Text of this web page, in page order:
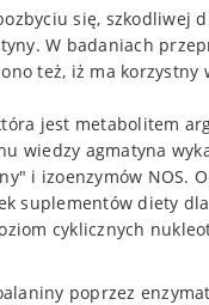
się,
W badaniach
też, iż ma
jest metabolitem
wiedzy agmatyna
i izoenzymów NOS.
diety
cyklicznych
poprzez